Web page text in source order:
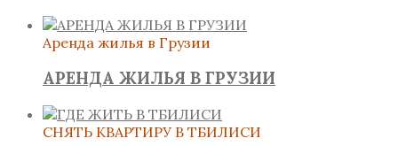
Аренда жилья в Грузии
АРЕНДА ЖИЛЬЯ В ГРУЗИИ
СНЯТЬ КВАРТИРУ В ТБИЛИСИ